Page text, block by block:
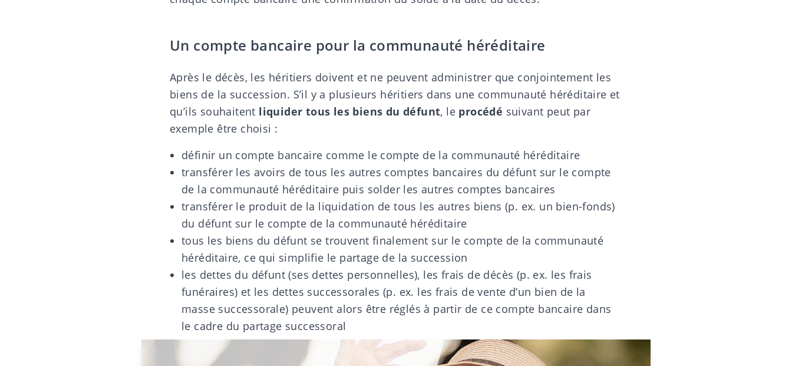
Un compte bancaire pour la communauté héréditaire
Après le décès, les héritiers doivent et ne peuvent administrer que conjointement les
biens de la succession. S’il y a plusieurs héritiers dans une communauté héréditaire et
qu’ils souhaitent liquider tous les biens du défunt, le procédé suivant peut par
exemple être choisi :
définir un compte bancaire comme le compte de la communauté héréditaire
transférer les avoirs de tous les autres comptes bancaires du défunt sur le compte
de la communauté héréditaire puis solder les autres comptes bancaires
transférer le produit de la liquidation de tous les autres biens (p. ex. un bien-fonds)
du défunt sur le compte de la communauté héréditaire
tous les biens du défunt se trouvent finalement sur le compte de la communauté
héréditaire, ce qui simplifie le partage de la succession
les dettes du défunt (ses dettes personnelles), les frais de décès (p. ex. les frais
funéraires) et les dettes successorales (p. ex. les frais de vente d’un bien de la
masse successorale) peuvent alors être réglés à partir de ce compte bancaire dans
le cadre du partage successoral